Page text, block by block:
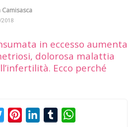
in eccesso aumenta
dolorosa malattia
Ecco perché
TwitterPinterestLinkedInTumblr